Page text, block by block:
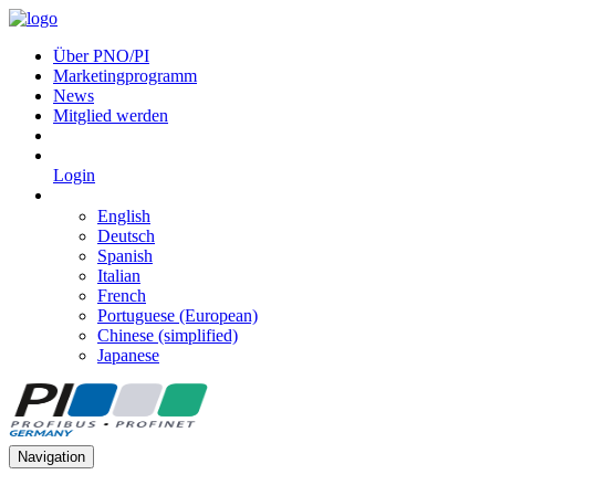
Über PNO/PI
Marketingprogramm
News
Mitglied werden
Login
English
Deutsch
Spanish
Italian
French
Portuguese (European)
Chinese (simplified)
Japanese
Navigation